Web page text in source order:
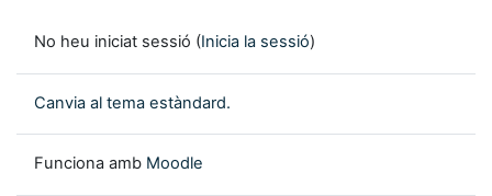
No heu iniciat sessió (Inicia la sessió)
Canvia al tema estàndard.
Funciona amb Moodle